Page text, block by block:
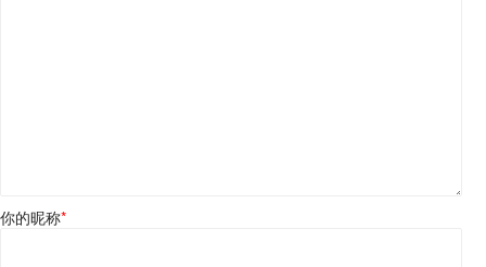
你的昵称*